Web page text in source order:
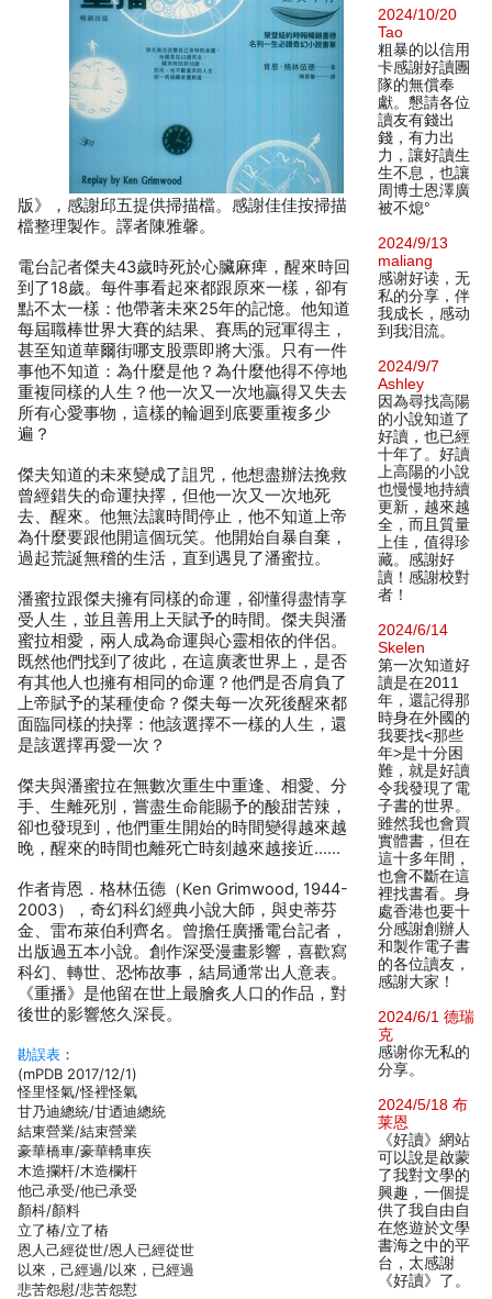
版》，感謝邱五提供掃描檔。感謝佳佳按掃描
檔整理製作。譯者陳雅馨。
電台記者傑夫43歲時死於心臟麻痺，醒來時回
到了18歲。每件事看起來都跟原來一樣，卻有
點不太一樣：他帶著未來25年的記憶。他知道
每屆職棒世界大賽的結果、賽馬的冠軍得主，
甚至知道華爾街哪支股票即將大漲。只有一件
事他不知道：為什麼是他？為什麼他得不停地
重複同樣的人生？他一次又一次地贏得又失去
所有心愛事物，這樣的輪迴到底要重複多少
遍？
傑夫知道的未來變成了詛咒，他想盡辦法挽救
曾經錯失的命運抉擇，但他一次又一次地死
去、醒來。他無法讓時間停止，他不知道上帝
為什麼要跟他開這個玩笑。他開始自暴自棄，
過起荒誕無稽的生活，直到遇見了潘蜜拉。
潘蜜拉跟傑夫擁有同樣的命運，卻懂得盡情享
受人生，並且善用上天賦予的時間。傑夫與潘
蜜拉相愛，兩人成為命運與心靈相依的伴侶。
既然他們找到了彼此，在這廣袤世界上，是否
有其他人也擁有相同的命運？他們是否肩負了
上帝賦予的某種使命？傑夫每一次死後醒來都
面臨同樣的抉擇：他該選擇不一樣的人生，還
是該選擇再愛一次？
傑夫與潘蜜拉在無數次重生中重逢、相愛、分
手、生離死別，嘗盡生命能賜予的酸甜苦辣，
卻也發現到，他們重生開始的時間變得越來越
晚，醒來的時間也離死亡時刻越來越接近……
作者肯恩．格林伍德（Ken Grimwood, 1944-
2003），奇幻科幻經典小說大師，與史蒂芬
金、雷布萊伯利齊名。曾擔任廣播電台記者，
出版過五本小說。創作深受漫畫影響，喜歡寫
科幻、轉世、恐怖故事，結局通常出人意表。
《重播》是他留在世上最膾炙人口的作品，對
後世的影響悠久深長。
勘誤表 ：
(mPDB 2017/12/1)
怪里怪氣/怪裡怪氣
甘乃迪總統/甘迺迪總統
結東營業/結束營業
豪華橋車/豪華轎車疾
木造攔杆/木造欄杆
他己承受/他已承受
顏枓/顏料
立了椿/立了樁
恩人己經從世/恩人已經從世
以來，己經過/以來，已經過
悲苦怨慰/悲苦怨懟
2024/10/20
Tao
粗暴的以信用
卡感謝好讀團
隊的無償奉
獻。懇請各位
讀友有錢出
錢，有力出
力，讓好讀生
生不息，也讓
周博士恩澤廣
被不熄°
2024/9/13
maliang
感谢好读，无
私的分享，伴
我成长，感动
到我泪流。
2024/9/7
Ashley
因為尋找高陽
的小說知道了
好讀，也已經
十年了。好讀
上高陽的小說
也慢慢地持續
更新，越來越
全，而且質量
上佳，值得珍
藏。感謝好
讀！感謝校對
者！
2024/6/14
Skelen
第一次知道好
讀是在2011
年，還記得那
時身在外國的
我要找<那些
年>是十分困
難，就是好讀
令我發現了電
子書的世界。
雖然我也會買
實體書，但在
這十多年間，
也會不斷在這
裡找書看。身
處香港也要十
分感謝創辦人
和製作電子書
的各位讀友，
感謝大家！
2024/6/1 德瑞
克
感谢你无私的
分享。
2024/5/18 布
莱恩
《好讀》網站
可以說是啟蒙
了我對文學的
興趣，一個提
供了我自由自
在悠遊於文學
書海之中的平
台，太感謝
《好讀》了。